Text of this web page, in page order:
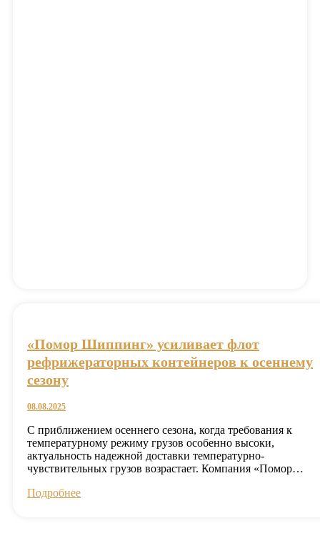
«Помор Шиппинг» усиливает флот
рефрижераторных контейнеров к осеннему
сезону
08.08.2025
С приближением осеннего сезона, когда требования к
температурному режиму грузов особенно высоки,
актуальность надежной доставки температурно-
чувствительных грузов возрастает. Компания «Помор…
Подробнее